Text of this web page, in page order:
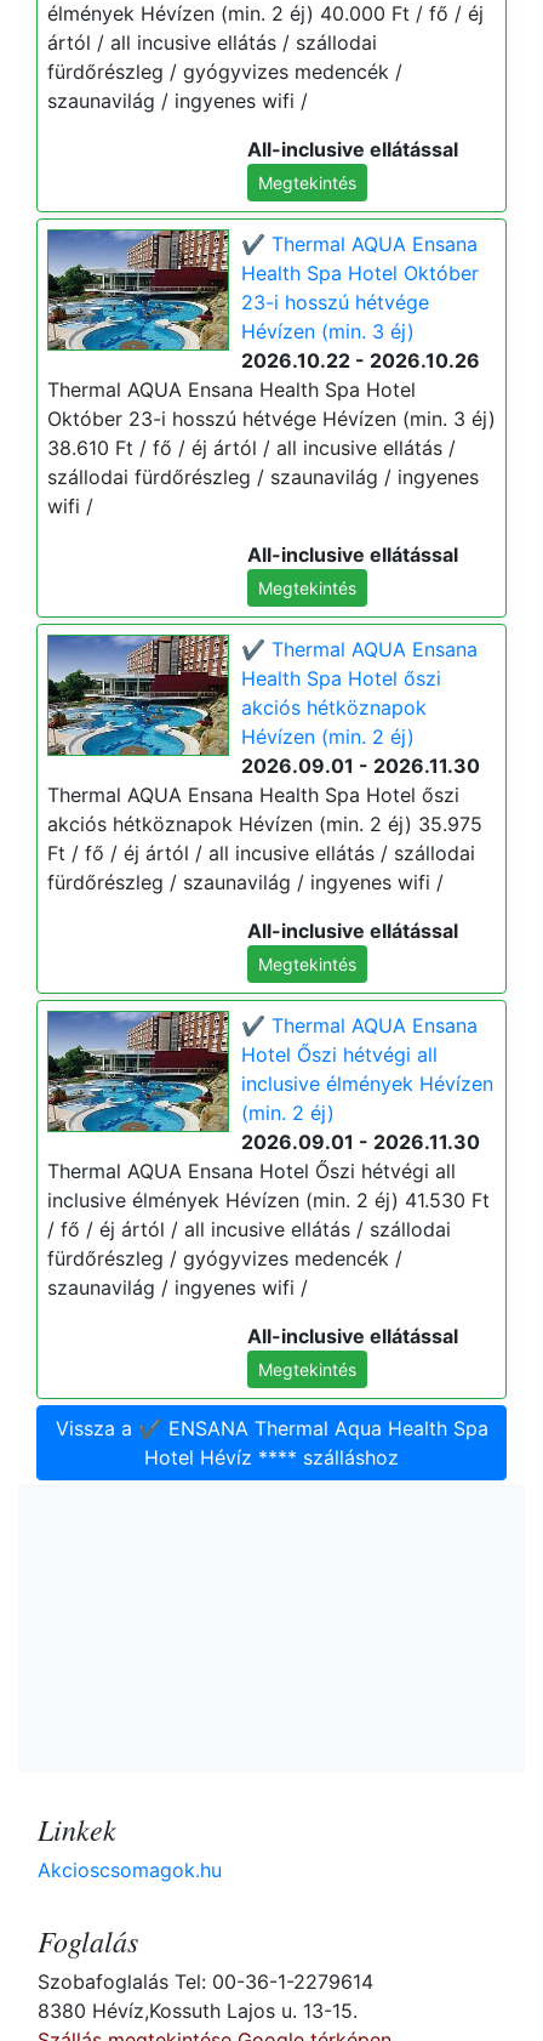
élmények Hévízen (min. 2 éj) 40.000 Ft / fő / éj
ártól / all incusive ellátás / szállodai
fürdőrészleg / gyógyvizes medencék /
szaunavilág / ingyenes wifi /
All-inclusive ellátással
Megtekintés
✔️ Thermal AQUA Ensana
Health Spa Hotel Október
23-i hosszú hétvége
Hévízen (min. 3 éj)
2026.10.22 - 2026.10.26
Thermal AQUA Ensana Health Spa Hotel
Október 23-i hosszú hétvége Hévízen (min. 3 éj)
38.610 Ft / fő / éj ártól / all incusive ellátás /
szállodai fürdőrészleg / szaunavilág / ingyenes
wifi /
All-inclusive ellátással
Megtekintés
✔️ Thermal AQUA Ensana
Health Spa Hotel őszi
akciós hétköznapok
Hévízen (min. 2 éj)
2026.09.01 - 2026.11.30
Thermal AQUA Ensana Health Spa Hotel őszi
akciós hétköznapok Hévízen (min. 2 éj) 35.975
Ft / fő / éj ártól / all incusive ellátás / szállodai
fürdőrészleg / szaunavilág / ingyenes wifi /
All-inclusive ellátással
Megtekintés
✔️ Thermal AQUA Ensana
Hotel Őszi hétvégi all
inclusive élmények Hévízen
(min. 2 éj)
2026.09.01 - 2026.11.30
Thermal AQUA Ensana Hotel Őszi hétvégi all
inclusive élmények Hévízen (min. 2 éj) 41.530 Ft
/ fő / éj ártól / all incusive ellátás / szállodai
fürdőrészleg / gyógyvizes medencék /
szaunavilág / ingyenes wifi /
All-inclusive ellátással
Megtekintés
Vissza a ✔️ ENSANA Thermal Aqua Health Spa
Hotel Hévíz **** szálláshoz
Linkek
Akcioscsomagok.hu
Foglalás
Szobafoglalás Tel: 00-36-1-2279614
8380 Hévíz,Kossuth Lajos u. 13-15.